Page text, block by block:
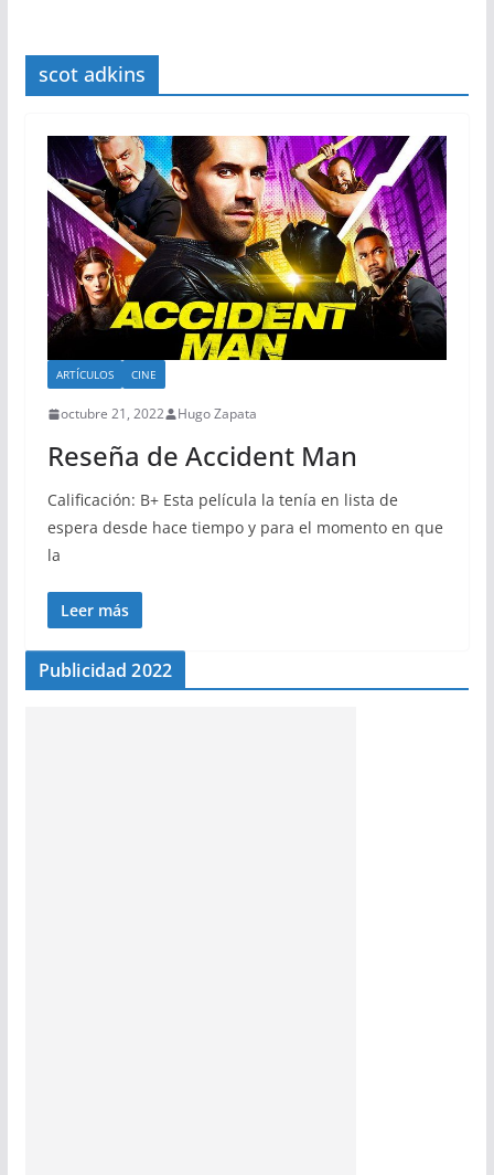
scot adkins
ARTÍCULOS CINE
octubre 21, 2022 Hugo Zapata
Reseña de Accident Man
Calificación: B+ Esta película la tenía en lista de
espera desde hace tiempo y para el momento en que
la
Leer más
Publicidad 2022